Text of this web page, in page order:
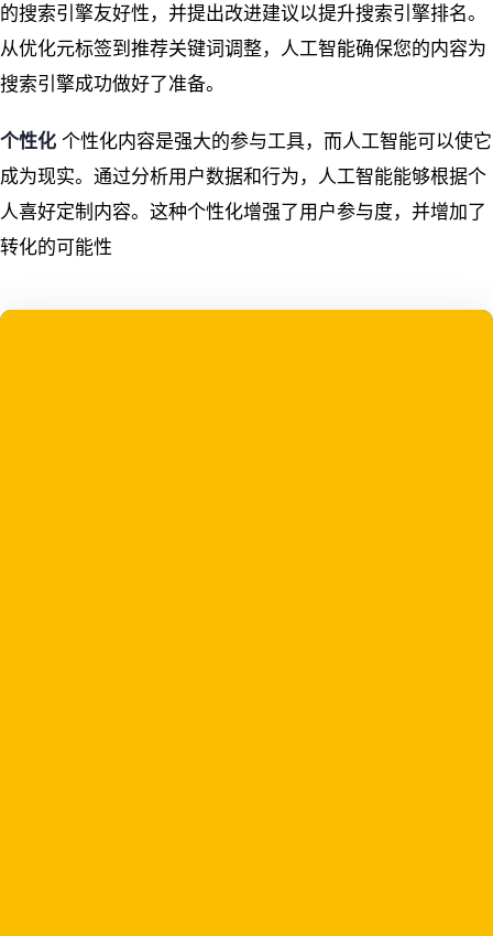
的搜索引擎友好性，并提出改进建议以提升搜索引擎排名。
从优化元标签到推荐关键词调整，人工智能确保您的内容为
搜索引擎成功做好了准备。
个性化 个性化内容是强大的参与工具，而人工智能可以使它
成为现实。通过分析用户数据和行为，人工智能能够根据个
人喜好定制内容。这种个性化增强了用户参与度，并增加了
转化的可能性